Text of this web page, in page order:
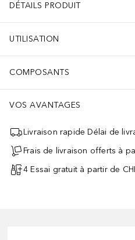
DÉTAILS PRODUIT
UTILISATION
COMPOSANTS
VOS AVANTAGES
Livraison rapide Délai de
Frais de livraison offerts à
4 Essai gratuit à partir de